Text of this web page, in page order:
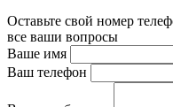
Оставьте свой номер
все ваши вопросы
Ваше имя
Ваш телефон